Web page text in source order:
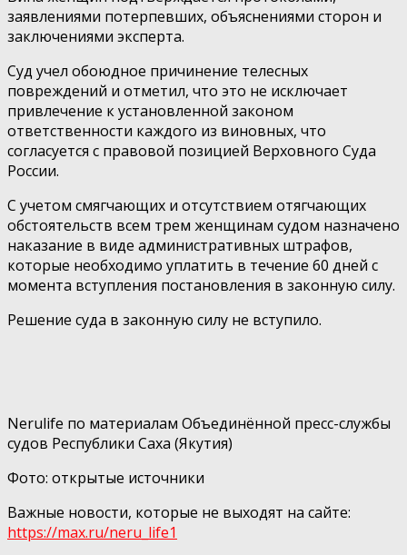
заявлениями потерпевших, объяснениями сторон и
заключениями эксперта.
Суд учел обоюдное причинение телесных
повреждений и отметил, что это не исключает
привлечение к установленной законом
ответственности каждого из виновных, что
согласуется с правовой позицией Верховного Суда
России.
С учетом смягчающих и отсутствием отягчающих
обстоятельств всем трем женщинам судом назначено
наказание в виде административных штрафов,
которые необходимо уплатить в течение 60 дней с
момента вступления постановления в законную силу.
Решение суда в законную силу не вступило.
Nerulife по материалам Объединённой пресс-службы
судов Республики Саха (Якутия)
Фото: открытые источники
Важные новости, которые не выходят на сайте:
https://max.ru/neru_life1